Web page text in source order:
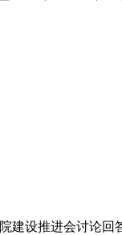
建设推进会讨论